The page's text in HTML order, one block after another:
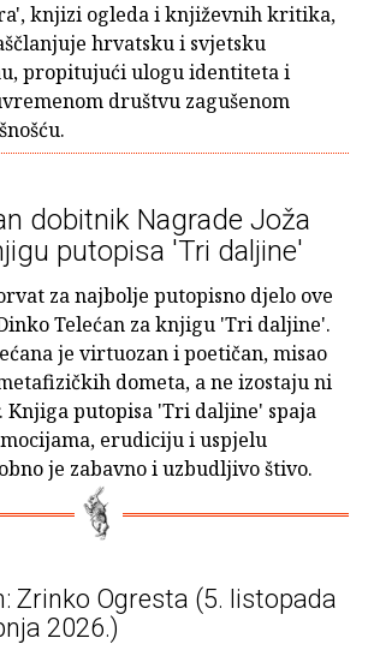
knjizi ogleda i književnih kritika,
hrvatsku i svjetsku
propitujući ulogu identiteta i
društvu zagušenom
dobitnik Nagrade Joža
putopisa 'Tri daljine'
za najbolje putopisno djelo ove
Telećan za knjigu 'Tri daljine'.
je virtuozan i poetičan, misao
dometa, a ne izostaju ni
Knjiga putopisa 'Tri daljine' spaja
erudiciju i uspjelu
je zabavno i uzbudljivo štivo.
Zrinko Ogresta (5. listopada
2026.)